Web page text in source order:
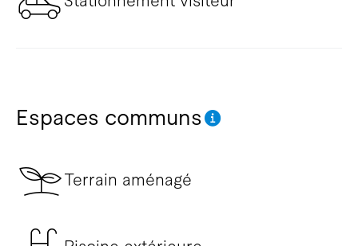
Espaces communs
Terrain aménagé